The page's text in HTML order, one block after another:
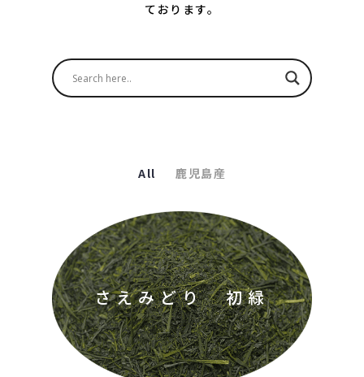
ております。
All 鹿児島産
さえみどり 初緑